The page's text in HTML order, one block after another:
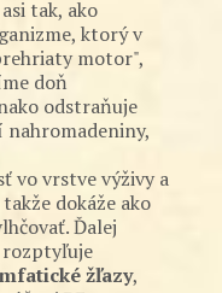
tak, ako
ktorý v
motor",
doň
odstraňuje
vo vrstve výživy a
dokáže ako
Ďalej
rozptyľuje
žľazy,